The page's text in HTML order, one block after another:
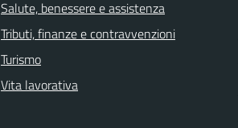
Salute, benessere e assistenza
Tributi, finanze e contravvenzioni
Turismo
Vita lavorativa